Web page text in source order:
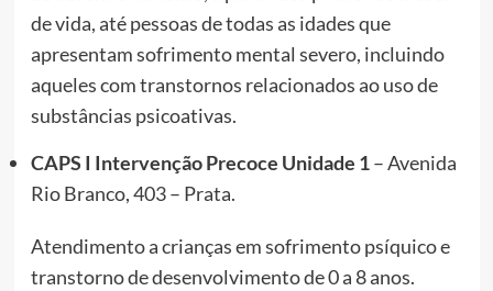
de vida, até pessoas de todas as idades que
apresentam sofrimento mental severo, incluindo
aqueles com transtornos relacionados ao uso de
substâncias psicoativas.
CAPS I Intervenção Precoce Unidade 1– Avenida
Rio Branco, 403 – Prata.
Atendimento a crianças em sofrimento psíquico e
transtorno de desenvolvimento de 0 a 8 anos.